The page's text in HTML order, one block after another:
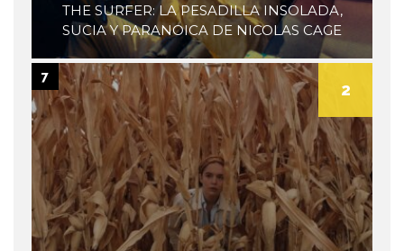
THE SURFER: LA PESADILLA INSOLADA,
SUCIA Y PARANOICA DE NICOLAS CAGE
2
7